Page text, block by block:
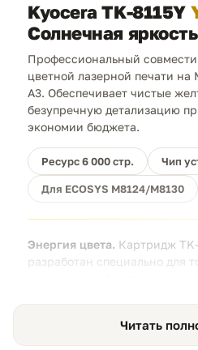
Kyocera TK-8115Y
Солнечная яркость
Профессиональный
цветной лазерной печати
A3. Обеспечивает чистые
безупречную детализацию
экономии бюджета.
Ресурс 6 000 стр. Чип
Для ECOSYS M8124/M8130
Энергия цвета. Картридж
разработан специально для
Читать